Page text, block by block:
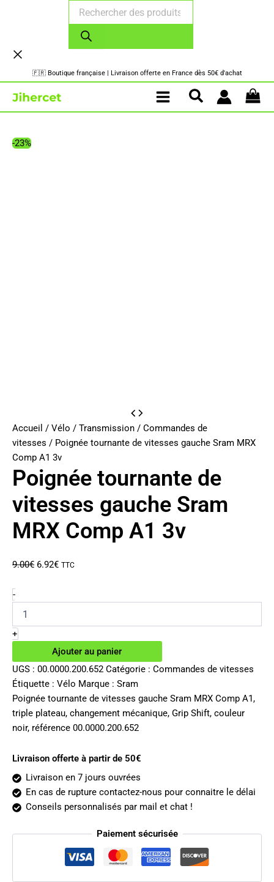
produits
🇫🇷 Boutique française | Livraison offerte en France dès 50€ d'achat
-23%
Accueil / Vélo / Transmission / Commandes de
vitesses / Poignée tournante de vitesses gauche Sram MRX
Comp A1 3v
Poignée tournante de
vitesses gauche Sram
MRX Comp A1 3v
9.00€ Le
6.92€Le
TTC
-quantité
de
Poignée
tournante
de
gauche
Sram
MRX
Comp
A1
3v
+
Ajouter au panier
UGS : 00.0000.200.652 Catégorie : Commandes de vitesses
Étiquette : Vélo Marque : Sram
Poignée tournante de vitesses gauche Sram MRX Comp A1,
triple plateau, changement mécanique, Grip Shift, couleur
noir, référence 00.0000.200.652
Livraison offerte à partir de 50€
Livraison en 7 jours ouvrées
En cas de rupture contactez-nous pour connaitre le délai
Conseils personnalisés par mail et chat !
Paiement sécurisée